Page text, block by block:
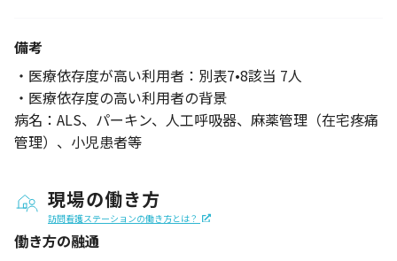
備考
・医療依存度が高い利用者：別表7•8該当 7人
・医療依存度の高い利用者の背景
病名：ALS、パーキン、人工呼吸器、麻薬管理（在宅疼痛
管理）、小児患者等
現場の働き方
訪問看護ステーションの働き方とは？
働き方の融通